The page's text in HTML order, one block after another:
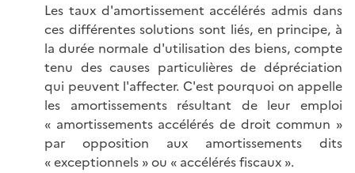
Les taux d'amortissement accélérés admis dans
ces différentes solutions sont liés, en principe, à
la durée normale d'utilisation des biens, compte
tenu des causes particulières de dépréciation
qui peuvent l'affecter. C'est pourquoi on appelle
les amortissements résultant de leur emploi
« amortissements accélérés de droit commun »
par opposition aux amortissements dits
« exceptionnels » ou « accélérés fiscaux ».